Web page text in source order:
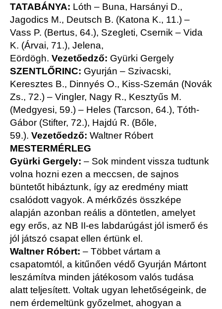
TATABÁNYA: Lóth – Buna, Harsányi D.,
Jagodics M., Deutsch B. (Katona K., 11.) –
Vass P. (Bertus, 64.), Szegleti, Csernik – Vida
K. (Árvai, 71.), Jelena,
Eördögh. Vezetőedző: Gyürki Gergely
SZENTLŐRINC: Gyurján – Szivacski,
Keresztes B., Dinnyés O., Kiss-Szemán (Novák
Zs., 72.) – Vingler, Nagy R., Kesztyűs M.
(Medgyesi, 59.) – Heles (Tarcson, 64.), Tóth-
Gábor (Stifter, 72.), Hajdú R. (Bőle,
59.). Vezetőedző: Waltner Róbert
MESTERMÉRLEG
Gyürki Gergely: – Sok mindent vissza tudtunk
volna hozni ezen a meccsen, de sajnos
büntetőt hibáztunk, így az eredmény miatt
csalódott vagyok. A mérkőzés összképe
alapján azonban reális a döntetlen, amelyet
egy erős, az NB II-es labdarúgást jól ismerő és
jól játszó csapat ellen értünk el.
Waltner Róbert: – Többet vártam a
csapatomtól, a kitűnően védő Gyurján Mártont
leszámítva minden játékosom valós tudása
alatt teljesített. Voltak ugyan lehetőségeink, de
nem érdemeltünk győzelmet, ahogyan a